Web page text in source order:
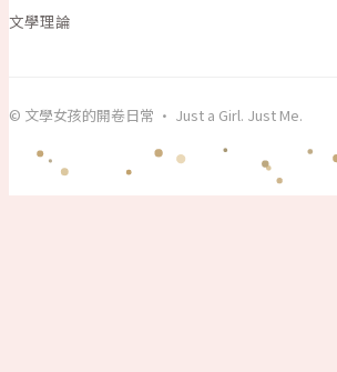
文學理論
© 文學女孩的開卷日常 · Just a Girl. Just Me.